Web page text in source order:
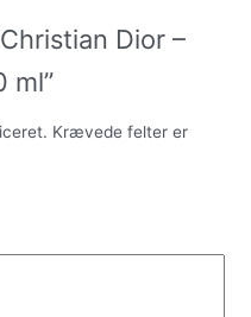
Dior –
ml”
Krævede felter er